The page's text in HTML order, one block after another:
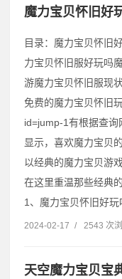
魔力宝贝怀旧好
目录：魔力宝贝怀旧
力宝贝怀旧服好玩吗
游魔力宝贝怀旧服现
免费的魔力宝贝怀旧
id=jump-1有根据查
显示，喜欢魔力宝贝
以经典的魔力宝贝游
在这里重温那些经典
1、魔力宝贝怀旧好玩
2024-02-17 / 2543 次
天空魔力宝贝宝